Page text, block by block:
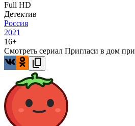
Full HD
Детектив
Россия
2021
16+
Смотреть сериал Пригласи в дом